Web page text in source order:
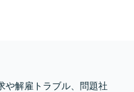
や解雇トラブル、問題社